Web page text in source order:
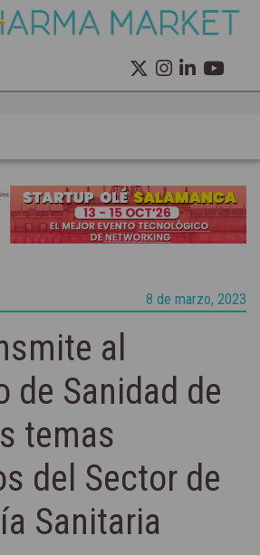
8 de marzo, 2023
al
de Sanidad de
temas
del Sector de
Sanitaria